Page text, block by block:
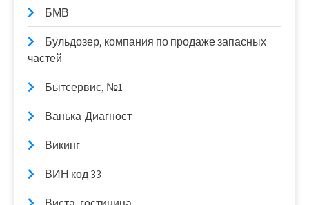
БМВ
Бульдозер, компания по продаже запасных
частей
Бытсервис, №1
Ванька-Диагност
Викинг
ВИН код 33